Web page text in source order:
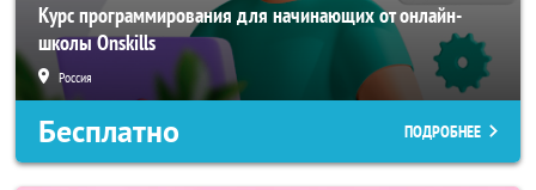
Курс программирования для начинающих от онлайн-
школы Onskills
Россия
Бесплатно ПОДРОБНЕЕ